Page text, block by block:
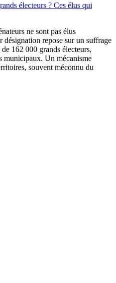
électeurs ? Ces élus qui
ne sont pas élus
repose sur un suffrage
162 000 grands électeurs,
municipaux. Un mécanisme
souvent méconnu du